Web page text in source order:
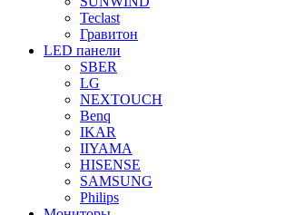
Teclast
Гравитон
LED панели
SBER
LG
NEXTOUCH
Benq
IKAR
IIYAMA
HISENSE
SAMSUNG
Philips